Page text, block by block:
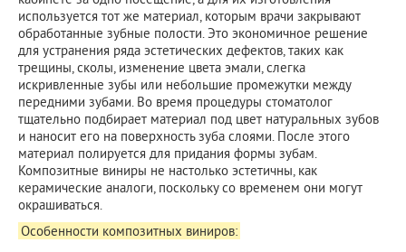
используется тот же материал, которым врачи закрывают
обработанные зубные полости. Это экономичное решение
для устранения ряда эстетических дефектов, таких как
трещины, сколы, изменение цвета эмали, слегка
искривленные зубы или небольшие промежутки между
передними зубами. Во время процедуры стоматолог
тщательно подбирает материал под цвет натуральных зубов
и наносит его на поверхность зуба слоями. После этого
материал полируется для придания формы зубам.
Композитные виниры не настолько эстетичны, как
керамические аналоги, поскольку со временем они могут
окрашиваться.
Особенности композитных виниров: